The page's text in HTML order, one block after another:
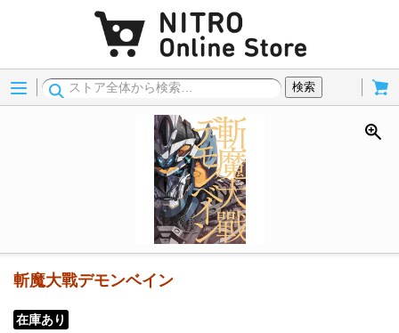
Menu
検索
斬魔大戰デモンベイン
在庫あり